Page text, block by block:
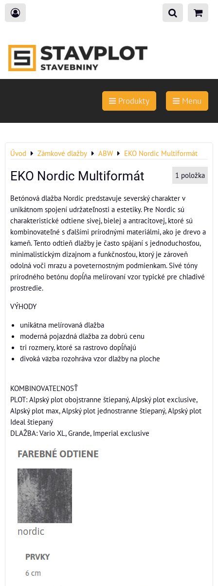
Produkty Menu
Úvod Zámkové dlažby ABW EKO Nordic Multiformát
EKO Nordic Multiformát 1 položka
Betónová dlažba Nordic predstavuje severský charakter v
unikátnom spojení udržateľnosti a estetiky. Pre Nordic sú
charakteristické odtiene sivej, bielej a antracitovej, ktoré sú
kombinovateľné s ďalšími prírodnými materiálmi, ako je drevo a
kameň. Tento odtieň dlažby je často spájaní s jednoduchosťou,
minimalistickým dizajnom a funkčnosťou, ktorý je zároveň
odolná voči mrazu a poveternostným podmienkam. Sivé tóny
prírodného betónu dopĺňa melírovaní vzor typické pre chladivé
prostredie.
VÝHODY
unikátna melírovaná dlažba
moderná pojazdná dlažba za dobrú cenu
tri rozmery, ktoré sa rastrovo dopĺňajú
divoká väzba rozohráva vzor dlažby na ploche
KOMBINOVATEĽNOSŤ
PLOT: Alpský plot obojstranne štiepaný, Alpský plot exclusive,
Alpský plot max, Alpský plot jednostranne štiepaný, Alpský plot
Ideal štiepaný
DLAŽBA: Vario XL, Grande, Imperial exclusive